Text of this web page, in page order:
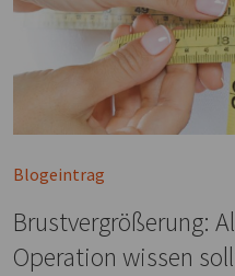
Blogeintrag
Brustvergrößerung:
Operation wissen